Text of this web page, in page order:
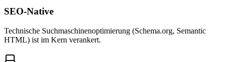
SEO-Native
Technische Suchmaschinenoptimierung (Schema.org, Semantic
HTML) ist im Kern verankert.